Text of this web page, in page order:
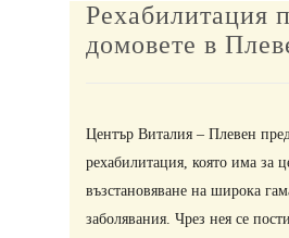
Рехабилитация
домовете в
Център Виталия – Плевен
рехабилитация, която има за
възстановяване на широка
заболявания. Чрез нея се